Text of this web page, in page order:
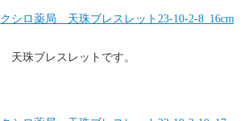
クシロ薬局 天珠ブレスレット23-10-2-8_16cm
天珠ブレスレットです。